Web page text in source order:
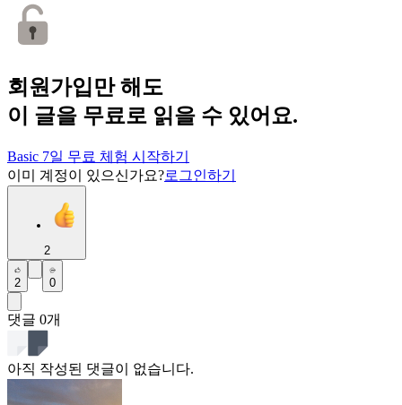
회원가입만 해도
이 글을 무료로 읽을 수 있어요.
Basic 7일 무료 체험 시작하기
이미 계정이 있으신가요?로그인하기
2
2 0
댓글 0개
아직 작성된 댓글이 없습니다.